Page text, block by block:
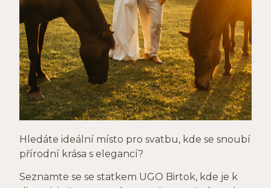
Hledáte ideální místo pro svatbu, kde se snoubí
přírodní krása s elegancí?
Seznamte se se statkem UGO Birtok, kde je k